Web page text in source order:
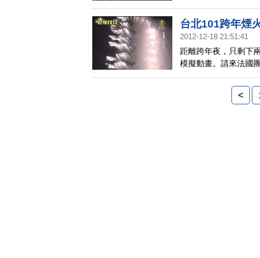
LED秀、煙火和塔身
些地點是最佳的觀賞
台北101跨年煙
2012-12-18 21:51:41
距離跨年夜，只剩下
模擬動畫。請來法國
將更飽和，今年還要
<